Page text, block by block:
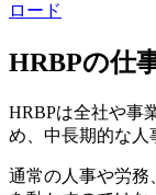
ロード
HRBPの仕
HRBPは全社や事
め、中長期的な人
通常の人事や労務